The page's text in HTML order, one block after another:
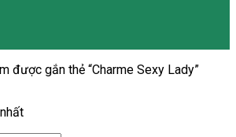
được gắn thẻ “Charme Sexy Lady”